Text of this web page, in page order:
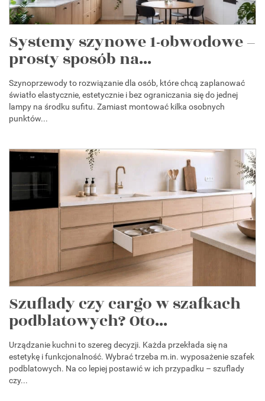
Systemy szynowe 1-obwodowe –
prosty sposób na...
Szynoprzewody to rozwiązanie dla osób, które chcą zaplanować
światło elastycznie, estetycznie i bez ograniczania się do jednej
lampy na środku sufitu. Zamiast montować kilka osobnych
punktów...
Szuflady czy cargo w szafkach
podblatowych? Oto...
Urządzanie kuchni to szereg decyzji. Każda przekłada się na
estetykę i funkcjonalność. Wybrać trzeba m.in. wyposażenie szafek
podblatowych. Na co lepiej postawić w ich przypadku – szuflady
czy...